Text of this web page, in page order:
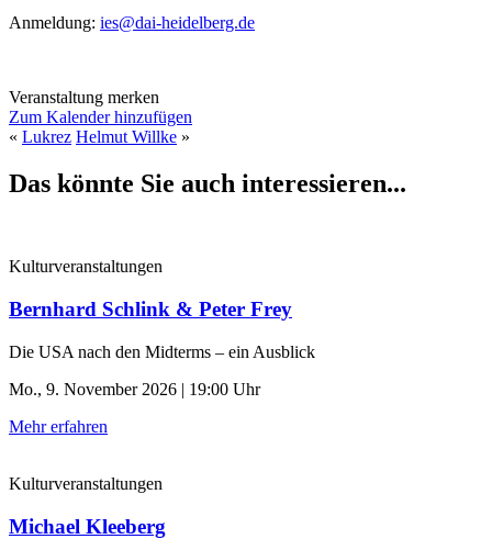
Anmeldung: ies@dai-heidelberg.de
Veranstaltung merken
Zum Kalender hinzufügen
« Lukrez Helmut Willke »
Das könnte Sie auch interessieren...
Kulturveranstaltungen
Bernhard Schlink & Peter Frey
Die USA nach den Midterms – ein Ausblick
Mo., 9. November 2026 | 19:00 Uhr
Mehr erfahren
Kulturveranstaltungen
Michael Kleeberg